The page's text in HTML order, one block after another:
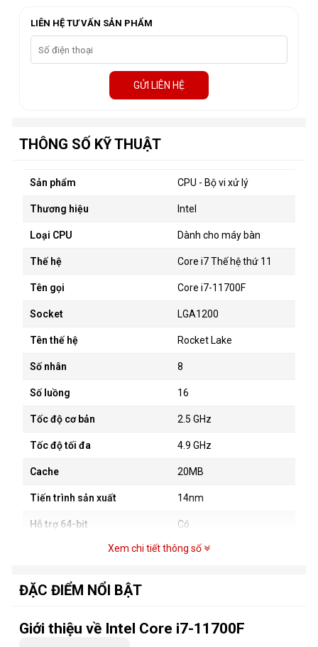
LIÊN HỆ TƯ VẤN SẢN PHẨM
GỬI LIÊN HỆ
THÔNG SỐ KỸ THUẬT
Sản phẩm CPU - Bộ vi xử lý
Thương hiệu Intel
Loại CPU Dành cho máy bàn
Thế hệ Core i7 Thế hệ thứ 11
Tên gọi Core i7-11700F
Socket LGA1200
Tên thế hệ Rocket Lake
Số nhân 8
Số luồng 16
Tốc độ cơ bản 2.5 GHz
Tốc độ tối đa 4.9 GHz
Cache 20MB
Tiến trình sản xuất 14nm
Hỗ trợ 64-bit Có
Hỗ trợ Siêu phân luồng Có
Hỗ trợ công nghệ ảo hóa Có
Xem chi tiết thông số
ĐẶC ĐIỂM NỔI BẬT
Giới thiệu về Intel Core i7-11700F